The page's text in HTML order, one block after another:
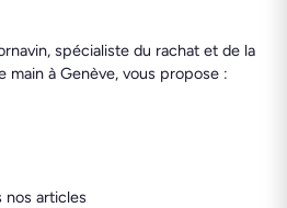
spécialiste du rachat et de la
main à Genève, vous propose :
nos articles